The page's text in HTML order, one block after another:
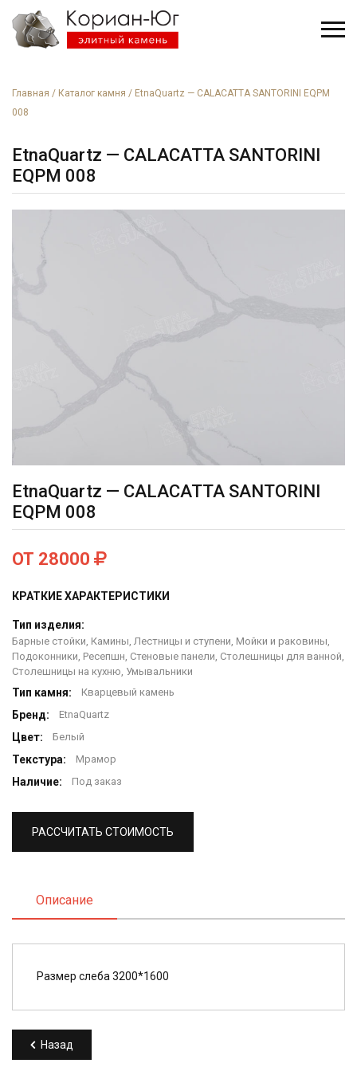
Главная / Каталог камня / EtnaQuartz — CALACATTA SANTORINI EQРM
008
EtnaQuartz — CALACATTA SANTORINI
EQРM 008
EtnaQuartz — CALACATTA SANTORINI
EQРM 008
ОТ 28000
КРАТКИЕ ХАРАКТЕРИСТИКИ
Тип изделия:
Барные стойки, Камины, Лестницы и ступени, Мойки и раковины,
Подоконники, Ресепшн, Стеновые панели, Столешницы для ванной,
Столешницы на кухню, Умывальники
Тип камня: Кварцевый камень
Бренд: EtnaQuartz
Цвет: Белый
Текстура: Мрамор
Наличие: Под заказ
РАССЧИТАТЬ СТОИМОСТЬ
Описание
Размер слеба 3200*1600
Назад